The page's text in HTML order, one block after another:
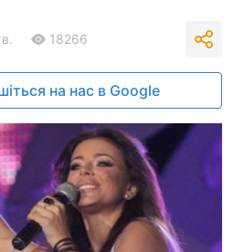
18266
на нас в Google